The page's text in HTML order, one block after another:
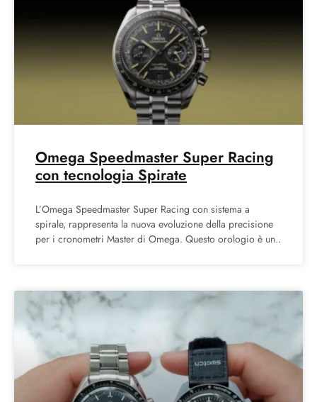
Omega Speedmaster Super Racing
con tecnologia Spirate
L’Omega Speedmaster Super Racing con sistema a
spirale, rappresenta la nuova evoluzione della precisione
per i cronometri Master di Omega. Questo orologio è un